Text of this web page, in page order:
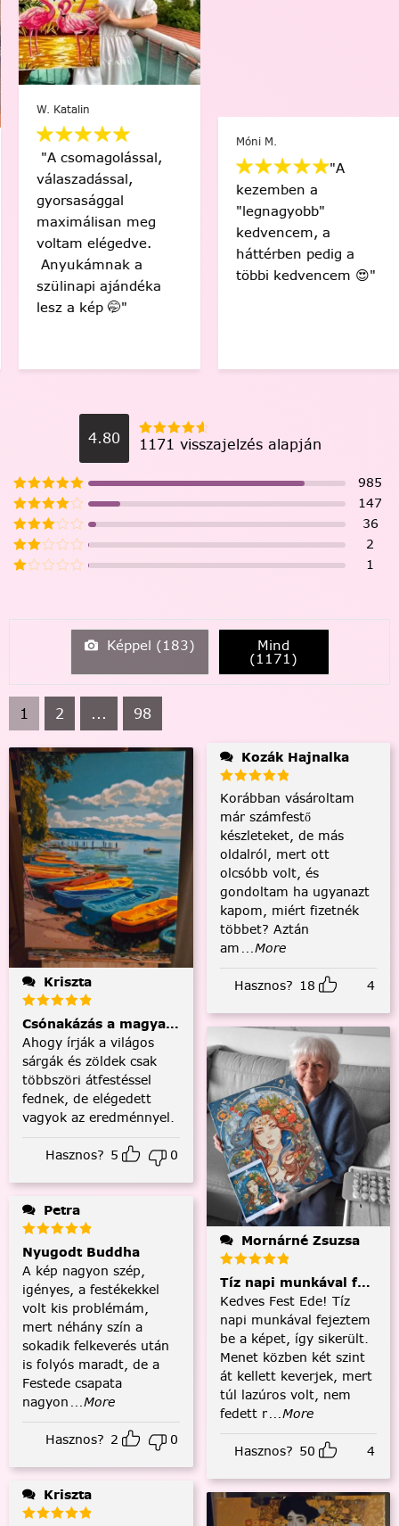
W. Katalin
"A csomagolással,
válaszadással,
gyorsasággal
maximálisan meg
voltam elégedve.
Anyukámnak a
szülinapi ajándéka
lesz a kép 🤭"
Móni M.
"A
kezemben a
"legnagyobb"
kedvencem, a
háttérben pedig a
többi kedvencem 😍"
4.80 1171 visszajelzés alapján
985
147
36
2
1
Képpel (183) Mind
(1171)
1 2 ... 98
Kriszta
Csónakázás a magyar tengeren
Ahogy írják a világos
sárgák és zöldek csak
többszöri átfestéssel
fednek, de elégedett
vagyok az eredménnyel.
Hasznos? 5 0
Petra
Nyugodt Buddha
A kép nagyon szép,
igényes, a festékekkel
volt kis problémám,
mert néhány szín a
sokadik felkeverés után
is folyós maradt, de a
Festede csapata
nagyon ...More
Hasznos? 2 0
Kriszta
Kozák Hajnalka
Korábban vásároltam
már számfestő
készleteket, de más
oldalról, mert ott
olcsóbb volt, és
gondoltam ha ugyanazt
kapom, miért fizetnék
többet? Aztán
am ...More
Hasznos? 18 4
Mornárné Zsuzsa
Tíz napi munkával
Kedves Fest Ede! Tíz
napi munkával fejeztem
be a képet, így sikerült.
Menet közben két szint
át kellett keverjek, mert
túl lazúros volt, nem
fedett r...More
Hasznos? 50 4